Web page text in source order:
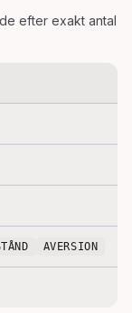
efter exakt antal
AVERSION